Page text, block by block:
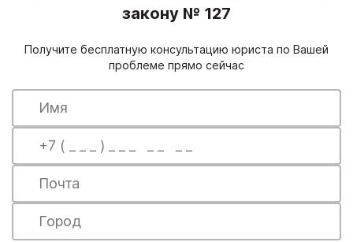
закону № 127
Получите бесплатную консультацию юриста по Вашей
проблеме прямо сейчас